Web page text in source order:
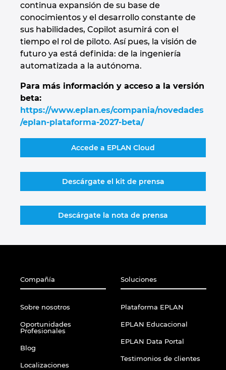
continua expansión de su base de
conocimientos y el desarrollo constante de
sus habilidades, Copilot asumirá con el
tiempo el rol de piloto. Así pues, la visión de
futuro ya está definida: de la ingeniería
automatizada a la autónoma.
Para más información y acceso a la versión
beta:
https://www.eplan.es/compania/novedades
/eplan-plataforma-2027-beta/
Accede a EPLAN Cloud
Descárgate el kit de prensa
Descárgate la nota de prensa
Compañía
Sobre nosotros
Oportunidades
Profesionales
Blog
Localizaciones
Soluciones
Plataforma EPLAN
EPLAN Educacional
EPLAN Data Portal
Testimonios de clientes